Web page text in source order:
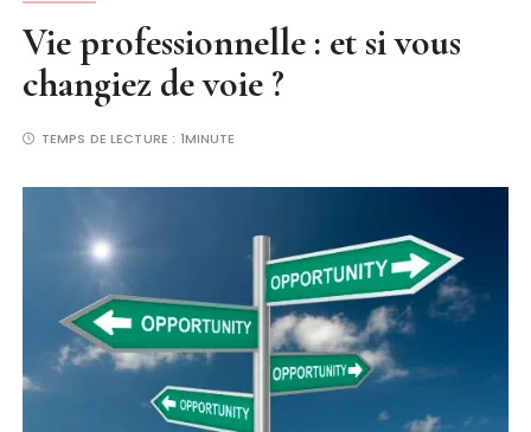
Vie professionnelle : et si vous
changiez de voie ?
TEMPS DE LECTURE : 1MINUTE